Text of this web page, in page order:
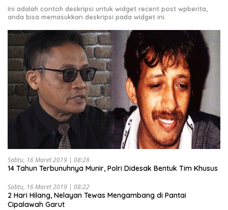
Ini adalah contoh deskripsi untuk widget recent post wpberita,
anda bisa memasukkan deskripsi pada widget ini.
Sabtu, 16 Maret 2019 | 08:28
14 Tahun Terbunuhnya Munir, Polri Didesak Bentuk Tim Khusus
Sabtu, 16 Maret 2019 | 08:22
2 Hari Hilang, Nelayan Tewas Mengambang di Pantai
Cipalawah Garut